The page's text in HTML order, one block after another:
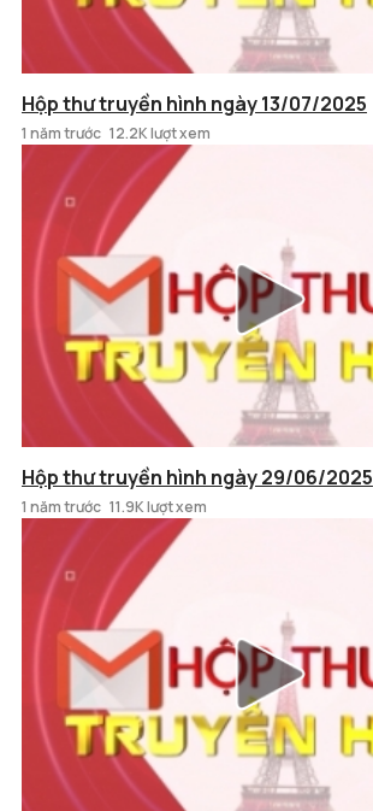
Hộp thư truyền hình ngày 13/07/2025
1 năm trước 12.2K lượt xem
Hộp thư truyền hình ngày 29/06/2025
1 năm trước 11.9K lượt xem